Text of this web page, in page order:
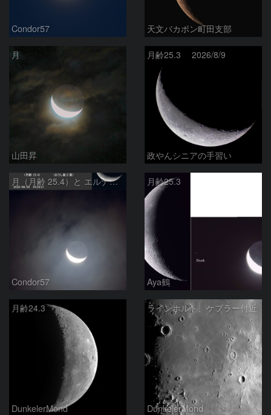
Condor57 天文バカボン町田支部
月
山田昇
月齢25.3 2026/8/9
政やんシニアの手習い
月（月齢 25.4）と エルナト（おうし座β星）
Condor57
月齢25.3
Aya鶴
月齢24.3
DunkelerMond
ラインホルト、ケプラー付近
DunkelerMond